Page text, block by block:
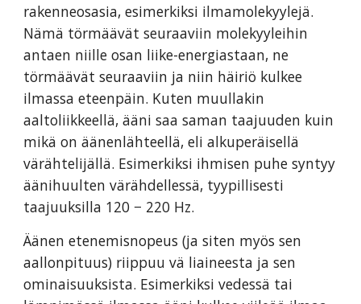
rakenneosasia, esimerkiksi ilmamolekyylejä.
Nämä törmäävät seuraaviin molekyyleihin
antaen niille osan liike-energiastaan, ne
törmäävät seuraaviin ja niin häiriö kulkee
ilmassa eteenpäin. Kuten muullakin
aaltoliikkeellä, ääni saa saman taajuuden kuin
mikä on äänenlähteellä, eli alkuperäisellä
värähtelijällä. Esimerkiksi ihmisen puhe syntyy
äänihuulten värähdellessä, tyypillisesti
taajuuksilla 120 − 220 Hz.
Äänen etenemisnopeus (ja siten myös sen
aallonpituus) riippuu vä liaineesta ja sen
ominaisuuksista. Esimerkiksi vedessä tai